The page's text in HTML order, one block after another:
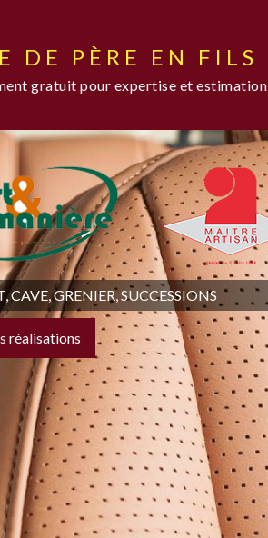
DE PÈRE EN FILS
gratuit pour expertise et estimation
GRENIER, SUCCESSIONS
réalisations